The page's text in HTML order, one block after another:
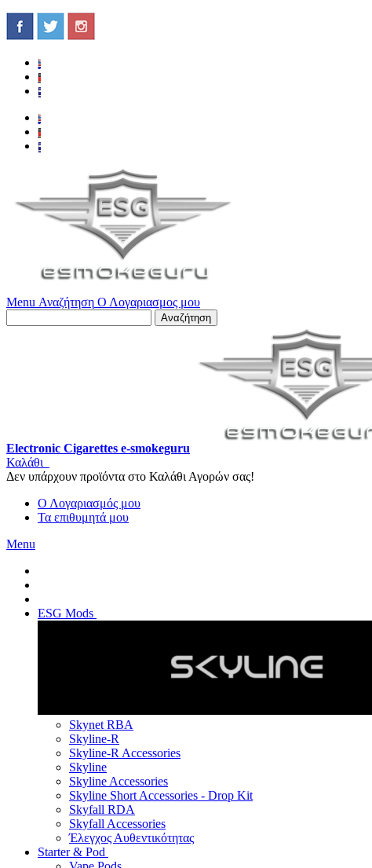
Menu Αναζήτηση Ο Λογαριασμος μου
Αναζήτηση
Electronic Cigarettes e-smokeguru
Καλάθι
Δεν υπάρχουν προϊόντα στο Καλάθι Αγορών σας!
Ο Λογαριασμός μου
Τα επιθυμητά μου
Menu
ESG Mods
Skynet RBA
Skyline-R
Skyline-R Accessories
Skyline
Skyline Accessories
Skyline Short Accessories - Drop Kit
Skyfall RDA
Skyfall Accessories
Έλεγχος Αυθεντικότητας
Starter & Pod